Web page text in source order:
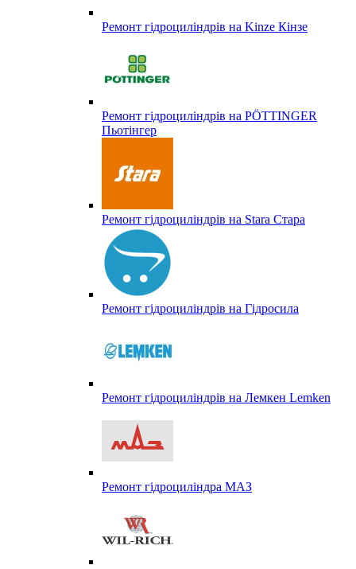
Ремонт гідроциліндрів на Kinze Кінзе
Ремонт гідроциліндрів на PÖTTINGER
Пьотінгер
Ремонт гідроциліндрів на Stara Стара
Ремонт гідроциліндрів на Гідросила
Ремонт гідроциліндрів на Лемкен Lemken
Ремонт гідроциліндра МАЗ